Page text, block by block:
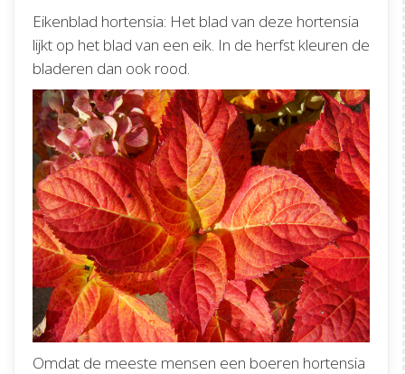
Eikenblad hortensia: Het blad van deze hortensia
lijkt op het blad van een eik. In de herfst kleuren de
bladeren dan ook rood.
Omdat de meeste mensen een boeren hortensia